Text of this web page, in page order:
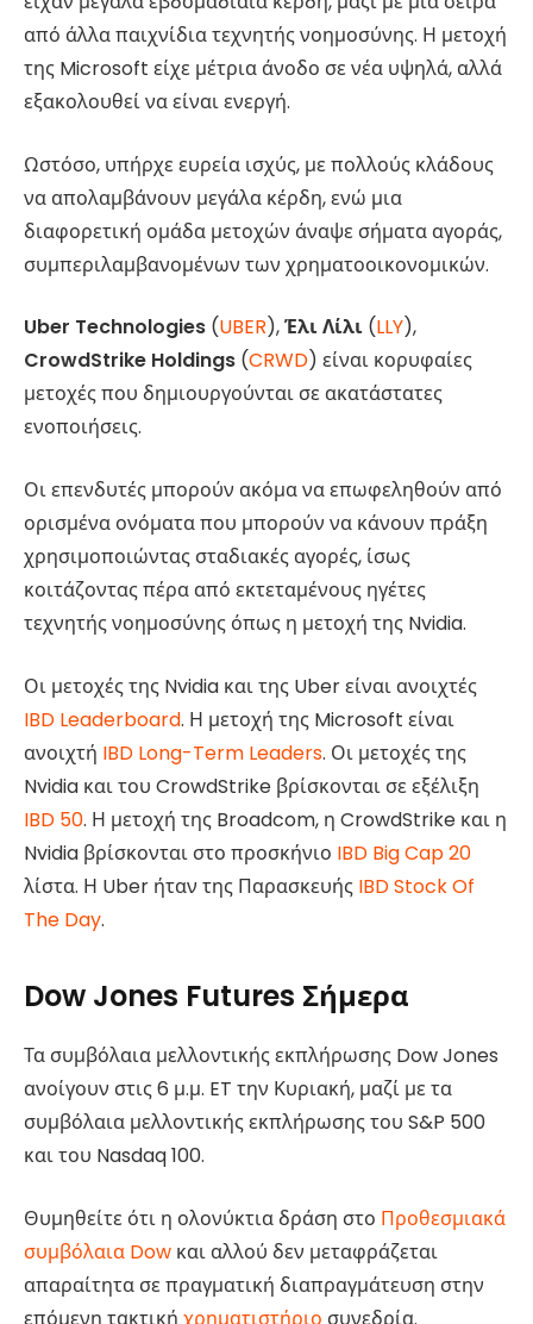
από άλλα παιχνίδια τεχνητής νοημοσύνης. Η μετοχή
της Microsoft είχε μέτρια άνοδο σε νέα υψηλά, αλλά
εξακολουθεί να είναι ενεργή.
Ωστόσο, υπήρχε ευρεία ισχύς, με πολλούς κλάδους
να απολαμβάνουν μεγάλα κέρδη, ενώ μια
διαφορετική ομάδα μετοχών άναψε σήματα αγοράς,
συμπεριλαμβανομένων των χρηματοοικονομικών.
Uber Technologies (UBER),Έλι Λίλι (LLY),
CrowdStrike Holdings (CRWD) είναι κορυφαίες
μετοχές που δημιουργούνται σε ακατάστατες
ενοποιήσεις.
Οι επενδυτές μπορούν ακόμα να επωφεληθούν από
ορισμένα ονόματα που μπορούν να κάνουν πράξη
χρησιμοποιώντας σταδιακές αγορές, ίσως
κοιτάζοντας πέρα ​​από εκτεταμένους ηγέτες
τεχνητής νοημοσύνης όπως η μετοχή της Nvidia.
Οι μετοχές της Nvidia και της Uber είναι ανοιχτές
IBD Leaderboard. Η μετοχή της Microsoft είναι
ανοιχτή IBD Long-Term Leaders. Οι μετοχές της
Nvidia και του CrowdStrike βρίσκονται σε εξέλιξη
IBD 50. Η μετοχή της Broadcom, η CrowdStrike και η
Nvidia βρίσκονται στο προσκήνιο IBD Big Cap 20
λίστα. Η Uber ήταν της Παρασκευής IBD Stock Of
The Day.
Dow Jones Futures Σήμερα
Τα συμβόλαια μελλοντικής εκπλήρωσης Dow Jones
ανοίγουν στις 6 μ.μ. ET την Κυριακή, μαζί με τα
συμβόλαια μελλοντικής εκπλήρωσης του S&P 500
και του Nasdaq 100.
Θυμηθείτε ότι η ολονύκτια δράση στο Προθεσμιακά
συμβόλαια Dow και αλλού δεν μεταφράζεται
απαραίτητα σε πραγματική διαπραγμάτευση στην
επόμενη τακτική χρηματιστήριο συνεδρία.